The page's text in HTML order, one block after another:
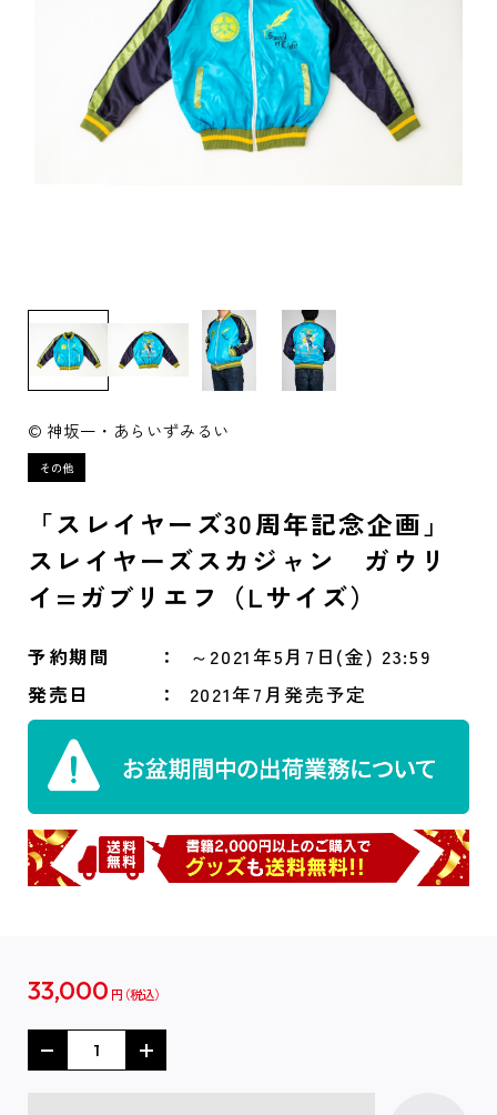
© 神坂一・あらいずみるい
「スレイヤーズ30周年記念企画」
スレイヤーズスカジャン ガウリ
イ=ガブリエフ（Lサイズ）
予約期間
～2021年5月7日(金) 23:59
発売日
2021年7月発売予定
33,000 円